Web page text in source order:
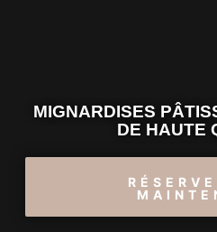
MIGNARDISES
DE HAUTE